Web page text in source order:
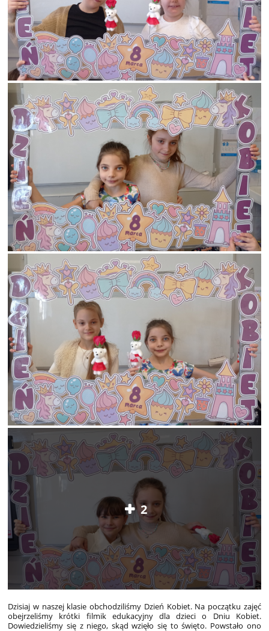
2
Dzisiaj w naszej klasie obchodziliśmy Dzień Kobiet. Na początku zajęć
obejrzeliśmy krótki filmik edukacyjny dla dzieci o Dniu Kobiet.
Dowiedzieliśmy się z niego, skąd wzięło się to święto. Powstało ono